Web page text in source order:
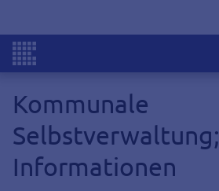
Kommunale
Selbstverwaltung;
Informationen